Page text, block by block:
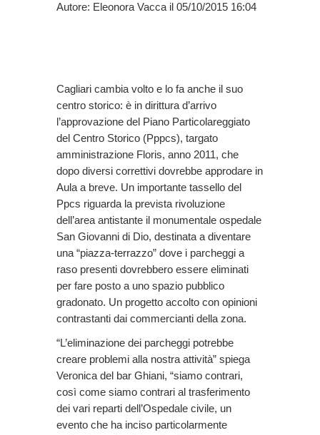
Autore: Eleonora Vacca il 05/10/2015 16:04
Cagliari cambia volto e lo fa anche il suo
centro storico: è in dirittura d’arrivo
l’approvazione del Piano Particolareggiato
del Centro Storico (Pppcs), targato
amministrazione Floris, anno 2011, che
dopo diversi correttivi dovrebbe approdare in
Aula a breve. Un importante tassello del
Ppcs riguarda la prevista rivoluzione
dell’area antistante il monumentale ospedale
San Giovanni di Dio, destinata a diventare
una “piazza-terrazzo” dove i parcheggi a
raso presenti dovrebbero essere eliminati
per fare posto a uno spazio pubblico
gradonato. Un progetto accolto con opinioni
contrastanti dai commercianti della zona.
“L’eliminazione dei parcheggi potrebbe
creare problemi alla nostra attività” spiega
Veronica del bar Ghiani, “siamo contrari,
così come siamo contrari al trasferimento
dei vari reparti dell’Ospedale civile, un
evento che ha inciso particolarmente